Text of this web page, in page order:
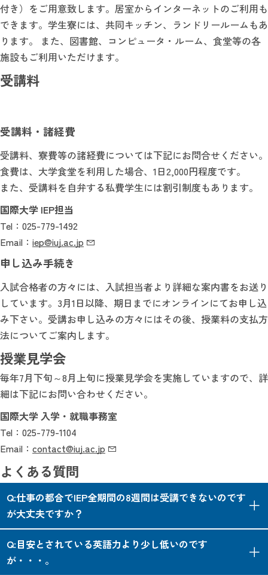
付き）をご用意致します。居室からインターネットのご利用も
できます。学生寮には、共同キッチン、ランドリールームもあ
ります。 また、図書館、コンピュータ・ルーム、食堂等の各
施設もご利用いただけます。
受講料
受講料・諸経費
受講料、寮費等の諸経費については下記にお問合せください。
食費は、大学食堂を利用した場合、1日2,000円程度です。
また、受講料を自弁する私費学生には割引制度もあります。
国際大学 IEP担当
Tel：025-779-1492
Email： iep@iuj.ac.jp
申し込み手続き
入試合格者の方々には、入試担当者より詳細な案内書をお送り
しています。3月1日以降、期日までにオンラインにてお申し込
み下さい。受講お申し込みの方々にはその後、授業料の支払方
法についてご案内します。
授業見学会
毎年7月下旬～8月上旬に授業見学会を実施していますので、詳
細は下記にお問い合わせください。
国際大学 入学・就職事務室
Tel：025-779-1104
Email： contact@iuj.ac.jp
よくある質問
Q:仕事の都合でIEP全期間の8週間は受講できないのです
が大丈夫ですか？
A:教育的効果と講座運営上の理由で、全期間受講できることが
条件となっておりますので、ご了承ください。
Q:目安とされている英語力より少し低いのです
が・・・。